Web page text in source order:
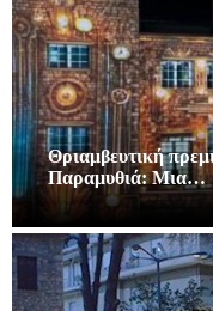
Θριαμβευτική
Παραμυθιά: Μια…